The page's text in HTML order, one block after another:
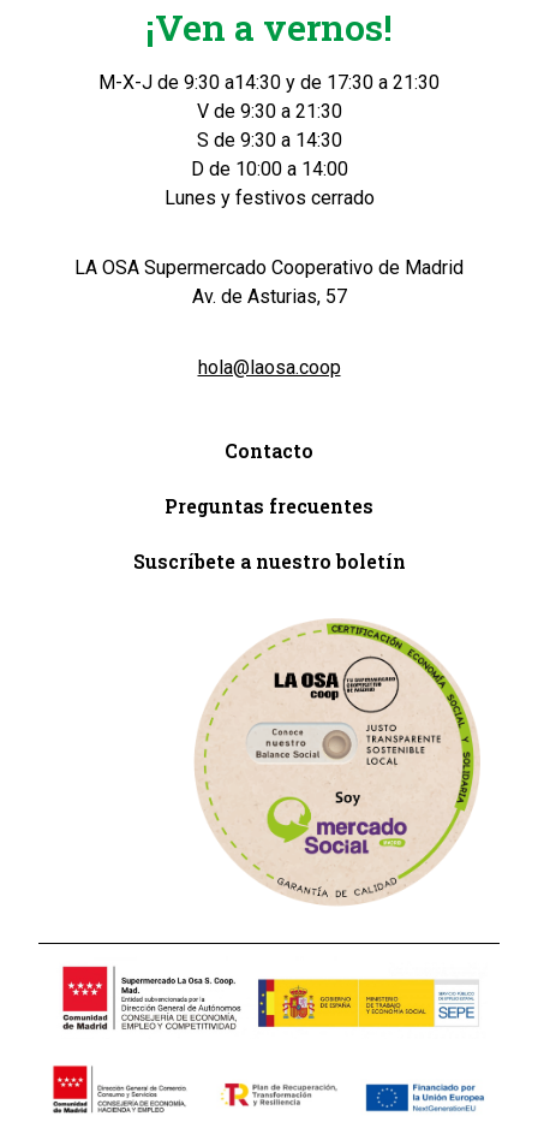
¡Ven a vernos!
M-X-J de 9:30 a14:30 y de 17:30 a 21:30
V de 9:30 a 21:30
S de 9:30 a 14:30
D de 10:00 a 14:00
Lunes y festivos cerrado
LA OSA Supermercado Cooperativo de Madrid
Av. de Asturias, 57
hola@laosa.coop
Contacto
Preguntas frecuentes
Suscríbete a nuestro boletín